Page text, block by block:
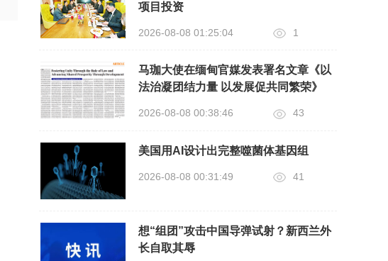
项目投资
2026-08-08 01:25:04 1
马珈大使在缅甸官媒发表署名文章《以
法治凝团结力量 以发展促共同繁荣》
2026-08-08 00:38:46 43
美国用AI设计出完整噬菌体基因组
2026-08-08 00:31:49 41
想“组团”攻击中国导弹试射？新西兰外
长自取其辱